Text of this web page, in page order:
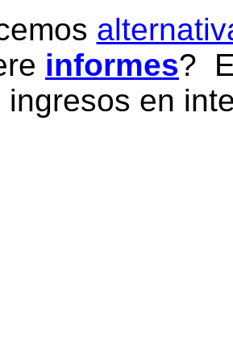
informes?
ingresos en